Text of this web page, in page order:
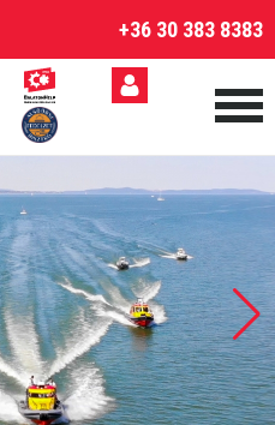
+36 30 383 8383